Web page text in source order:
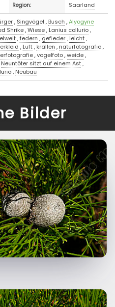
Region: Saarland
, Singvögel , Busch ,Alyogyne
Shrike,Wiese, Lanius collurio,
,federn , gefieder, leicht,
, Luft, krallen , naturfotografie,
,vogelfoto,weide,
Neuntöter sitzt auf einem Ast,
, Neubau
Bilder